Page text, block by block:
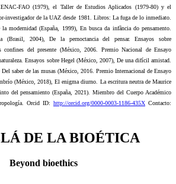
FAO (1979), el Taller de Estudios Aplicados (1979-80) y el
investigador de la UAZ desde 1981. Libros: La fuga de lo inmediato.
modernidad (España, 1999), En busca da infãncia do pensamento.
(Brasil, 2004), De la pernoctancia del pensar. Ensayos sobre
del presente (México, 2006. Premio Nacional de Ensayo
Ensayos sobre Hegel (México, 2007), De una difícil amistad.
saber de las musas (México, 2016. Premio Internacional de Ensayo
(México, 2018), El enigma diurno. La escritura neutra de Maurice
del pensamiento (España, 2021). Miembro del Cuerpo Académico
Orcid ID: http://orcid.org/0000-0003-1186-435X Contacto:
DE LA BIOÉTICA
Beyond bioethics